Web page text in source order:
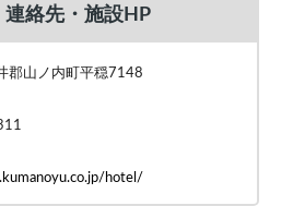
連絡先・施設HP
山ノ内町平穏7148
hotel/